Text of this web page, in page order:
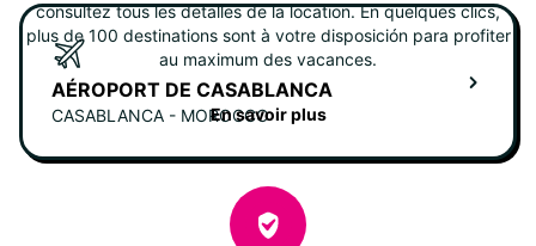
AÉROPORT DE CASABLANCA
CASABLANCA - MOROCCO
consultez tous les detalles de la location. En quelques clics,
plus de 100 destinations sont à votre disposición para profiter
au maximum des vacances.
En savoir plus